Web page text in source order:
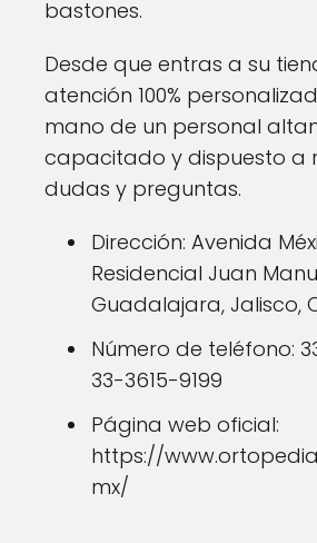
bastones.
Desde que entras a su
atención 100%
mano de un personal
capacitado y dispuesto a
dudas y preguntas.
Dirección: Avenida
Residencial Juan
Guadalajara, Jalisco,
Número de teléfono:
33-3615-9199
Página web oficial:
https://
mx/